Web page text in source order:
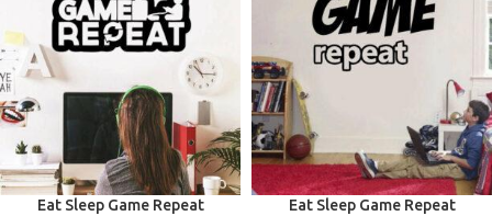
Eat Sleep Game Repeat
Eat Sleep Game Repeat